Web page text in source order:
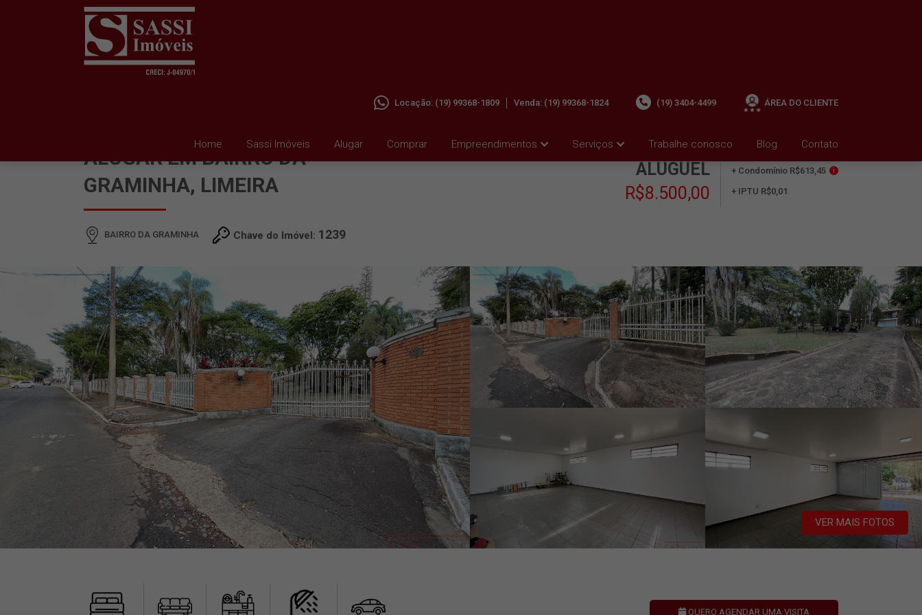
Home Sassi Imóveis Alugar Comprar Empreendimentos Serviços Trabalhe conosco Blog Contato
Locação: (19) 99368-1809 Venda: (19) 99368-1824 (19) 3404-4499 ÁREA DO CLIENTE
ALUGAR EM BAIRRO DA
GRAMINHA, LIMEIRA
BAIRRO DA GRAMINHA Chave do Imóvel: 1239
ALUGUEL
R$8.500,00
+ Condomínio R$613,45 i
+ IPTU R$0,01
VER MAIS FOTOS
QUERO AGENDAR UMA VISITA